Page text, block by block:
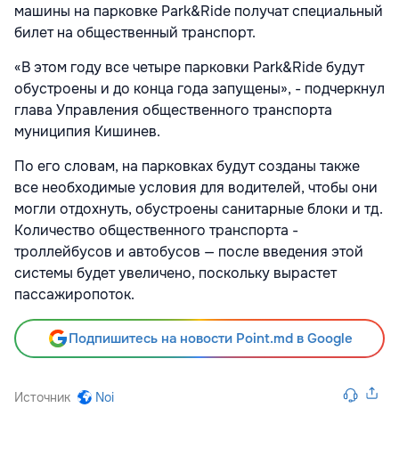
машины на парковке Park&Ride получат специальный
билет на общественный транспорт.
«В этом году все четыре парковки Park&Ride будут
обустроены и до конца года запущены», - подчеркнул
глава Управления общественного транспорта
муниципия Кишинев.
По его словам, на парковках будут созданы также
все необходимые условия для водителей, чтобы они
могли отдохнуть, обустроены санитарные блоки и тд.
Количество общественного транспорта -
троллейбусов и автобусов — после введения этой
системы будет увеличено, поскольку вырастет
пассажиропоток.
Подпишитесь на новости Point.md в Google
Источник Noi